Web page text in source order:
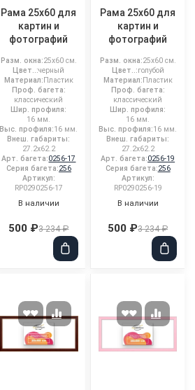
Рама 25x60 для
картин и
фотографий
Разм. окна:25x60 см.
Цвет..:черный
Материал: Пластик
Проф. багета:
классический
Шир. профиля:
16 мм.
Выс. профиля:16 мм.
Внеш. габариты:
27.2x62.2
Арт. багета:0256-17
Серия багета:256
Артикул:
RP0290256-17
В наличии
500 ₽3 234 ₽
Рама 25x60 для
картин и
фотографий
Разм. окна:25x60 см.
Цвет..:голубой
Материал: Пластик
Проф. багета:
классический
Шир. профиля:
16 мм.
Выс. профиля:16 мм.
Внеш. габариты:
27.2x62.2
Арт. багета:0256-19
Серия багета:256
Артикул:
RP0290256-19
В наличии
500 ₽3 234 ₽